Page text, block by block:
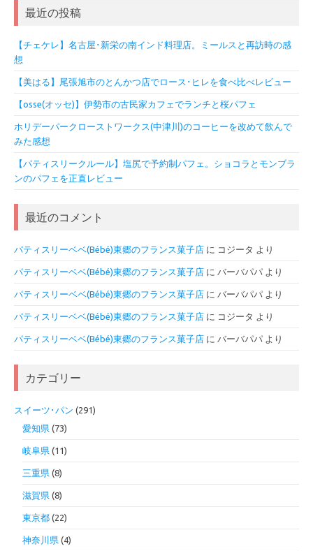
最近の投稿
【チェケレ】名古屋･新栄の南インド料理店。ミールスと再訪時の感
想
【美はる】尾張旭市のとんかつ店でロース･ヒレを食べ比べレビュー
【osse(オッセ)】伊勢市の古民家カフェでランチと桜パフェ
ホリデーパークローストワークス(中津川)のコーヒーを改めて飲んで
みた感想
【パティスリークルール】塩尻で予約制パフェ。ショコラとモンブラ
ンのパフェを正直レビュー
最近のコメント
パティスリーベベ(Bébé)東郷のフランス菓子店 に コジータ より
パティスリーベベ(Bébé)東郷のフランス菓子店 に バーバパパ より
パティスリーベベ(Bébé)東郷のフランス菓子店 に バーバパパ より
パティスリーベベ(Bébé)東郷のフランス菓子店 に コジータ より
パティスリーベベ(Bébé)東郷のフランス菓子店 に バーバパパ より
カテゴリー
スイーツ･パン (291)
愛知県 (73)
岐阜県 (11)
三重県 (8)
滋賀県 (8)
東京都 (22)
神奈川県 (4)